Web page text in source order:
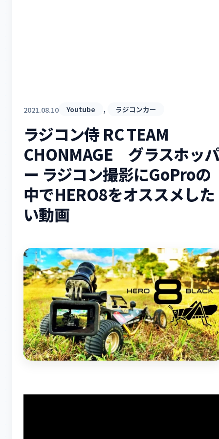
2021.08.10 Youtube , ラジコンカー
ラジコン侍 RC TEAM
CHONMAGE グラスホッ
ー ラジコン撮影にGoProの
中でHERO8をオススメした
い動画